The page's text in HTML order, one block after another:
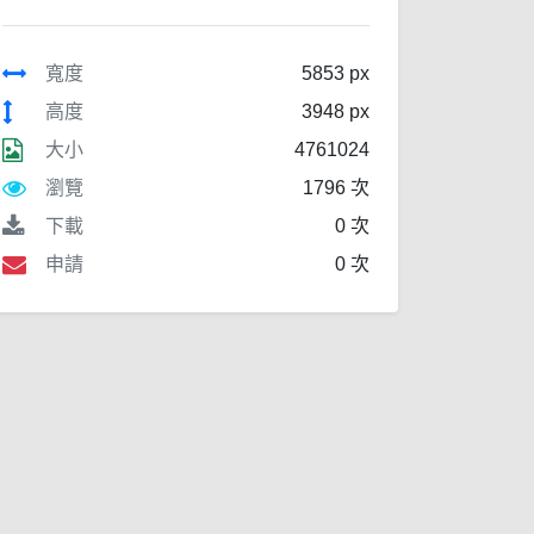
寬度
5853 px
高度
3948 px
大小
4761024
瀏覽
1796 次
下載
0 次
申請
0 次